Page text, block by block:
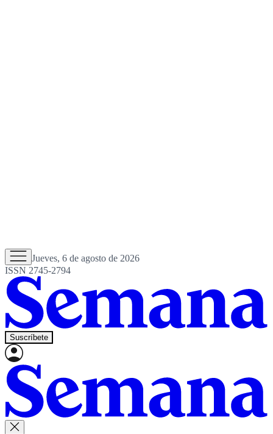
Jueves, 6 de agosto de 2026
ISSN 2745-2794
Suscríbete